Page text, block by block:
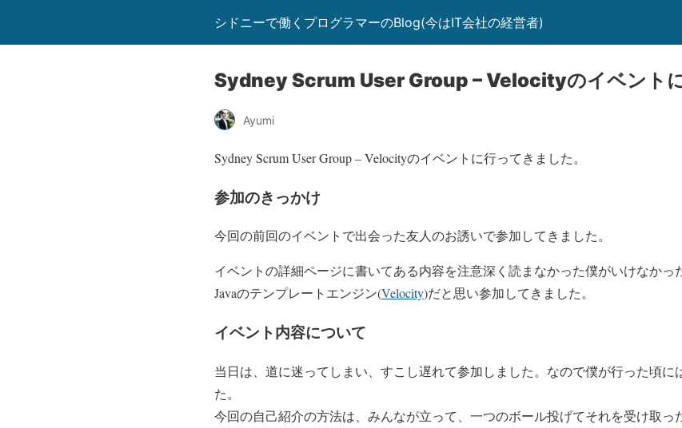
シドニーで働くプログラマーのBlog(今はIT会社の経営者)
Sydney Scrum User Group – Velocityのイベントに
Ayumi
Sydney Scrum User Group – Velocityのイベントに行ってきました。
参加のきっかけ
今回の前回のイベントで出会った友人のお誘いで参加してきました。
イベントの詳細ページに書いてある内容を注意深く読まなかった僕がいけなかっ
Javaのテンプレートエンジン(Velocity)だと思い参加してきました。
イベント内容について
当日は、道に迷ってしまい、すこし遅れて参加しました。なので僕が行った頃に
た。
今回の自己紹介の方法は、みんなが立って、一つのボール投げてそれを受け取っ